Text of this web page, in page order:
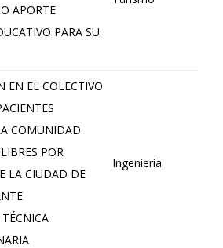
APORTE
PARA SU
EN EL COLECTIVO
COMUNIDAD
POR
LA CIUDAD DE
Ingeniería